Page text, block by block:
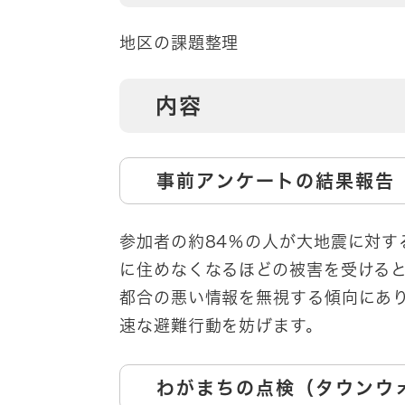
地区の課題整理
内容
事前アンケートの結果報告
参加者の約84％の人が大地震に対
に住めなくなるほどの被害を受ける
都合の悪い情報を無視する傾向にあ
速な避難行動を妨げます。
わがまちの点検（タウンウ